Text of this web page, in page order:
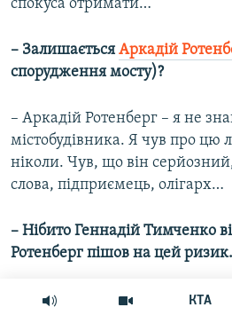
КТА
спокуса отримати…
– Залишається Аркадій
спорудження мосту)?
– Аркадій Ротенберг – я не
містобудівника. Я чув про цю
ніколи. Чув, що він
слова, підприємець, олігарх…
– Нібито Геннадій Тимченко
Ротенберг пішов на цей ризик.
– Але імена і прізвища, що